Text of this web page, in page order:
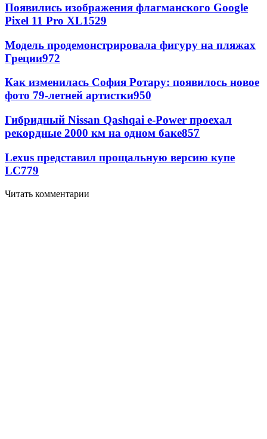
Появились изображения флагманского Google
Pixel 11 Pro XL1529
Модель продемонстрировала фигуру на пляжах
Греции972
Как изменилась София Ротару: появилось новое
фото 79-летней артистки950
Гибридный Nissan Qashqai e-Power проехал
рекордные 2000 км на одном баке857
Lexus представил прощальную версию купе
LC779
Читать комментарии